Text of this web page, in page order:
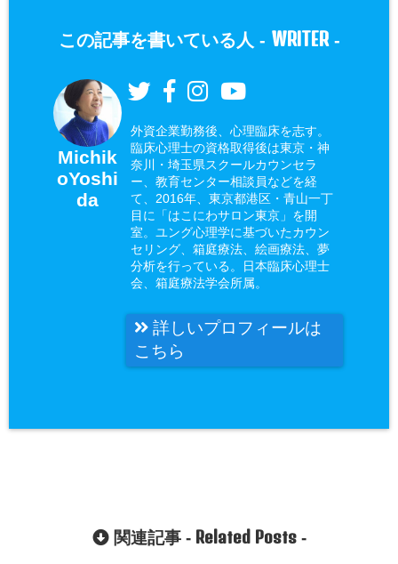
この記事を書いている人 - WRITER-
Michik
oYoshi
da
外資企業勤務後、心理臨床を志す。
臨床心理士の資格取得後は東京・神
奈川・埼玉県スクールカウンセラ
ー、教育センター相談員などを経
て、2016年、東京都港区・青山一丁
目に「はこにわサロン東京」を開
室。ユング心理学に基づいたカウン
セリング、箱庭療法、絵画療法、夢
分析を行っている。日本臨床心理士
会、箱庭療法学会所属。
詳しいプロフィールは
こちら
関連記事 - Related Posts-